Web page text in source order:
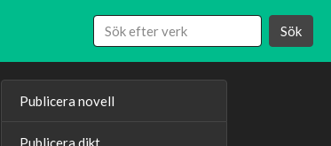
Sök
Publicera novell
Publicera dikt